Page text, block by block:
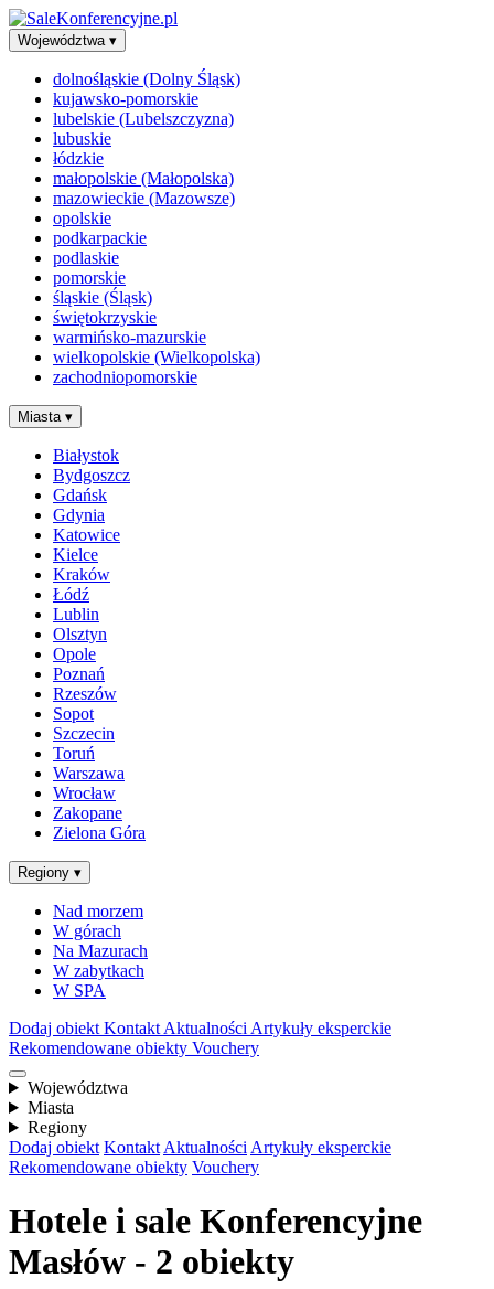
Województwa ▾
dolnośląskie (Dolny Śląsk)
kujawsko-pomorskie
lubelskie (Lubelszczyzna)
lubuskie
łódzkie
małopolskie (Małopolska)
mazowieckie (Mazowsze)
opolskie
podkarpackie
podlaskie
pomorskie
śląskie (Śląsk)
świętokrzyskie
warmińsko-mazurskie
wielkopolskie (Wielkopolska)
zachodniopomorskie
Miasta ▾
Białystok
Bydgoszcz
Gdańsk
Gdynia
Katowice
Kielce
Kraków
Łódź
Lublin
Olsztyn
Opole
Poznań
Rzeszów
Sopot
Szczecin
Toruń
Warszawa
Wrocław
Zakopane
Zielona Góra
Regiony ▾
Nad morzem
W górach
Na Mazurach
W zabytkach
W SPA
Dodaj obiekt Kontakt Aktualności Artykuły eksperckie
Rekomendowane obiekty Vouchery
Województwa
Miasta
Regiony
Dodaj obiekt Kontakt Aktualności Artykuły eksperckie
Rekomendowane obiekty Vouchery
Hotele i sale Konferencyjne
Masłów - 2 obiekty